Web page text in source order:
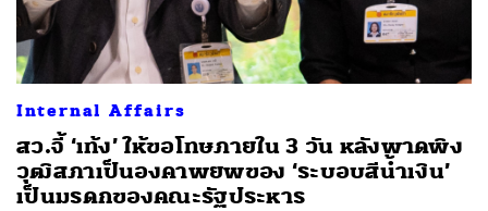
Internal Affairs
สว.จี้ ‘เท้ง’ ให้ขอโทษภายใน 3 วัน หลังพาดพิง
วุฒิสภาเป็นองคาพยพของ ‘ระบอบสีน้ำเงิน’
เป็นมรดกของคณะรัฐประหาร